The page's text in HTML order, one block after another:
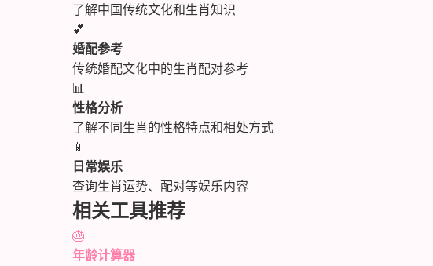
了解中国传统文化和生肖知识
💕
婚配参考
传统婚配文化中的生肖配对参考
📊
性格分析
了解不同生肖的性格特点和相处方式
📱
日常娱乐
查询生肖运势、配对等娱乐内容
相关工具推荐
🎂
年龄计算器